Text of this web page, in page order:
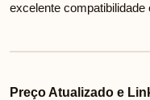
excelente compatibilidade
Preço Atualizado e